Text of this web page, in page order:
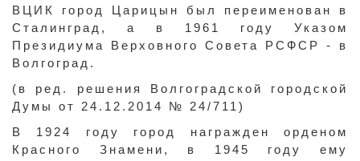
ВЦИК город Царицын был переименован в
Сталинград, а в 1961 году Указом
Президиума Верховного Совета РСФСР - в
Волгоград.
(в ред. решения Волгоградской городской
Думы от 24.12.2014 № 24/711)
В 1924 году город награжден орденом
Красного Знамени, в 1945 году ему